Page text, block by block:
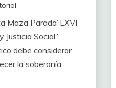
Maza Parada”LXVI
Justicia Social”
debe considerar
la soberanía